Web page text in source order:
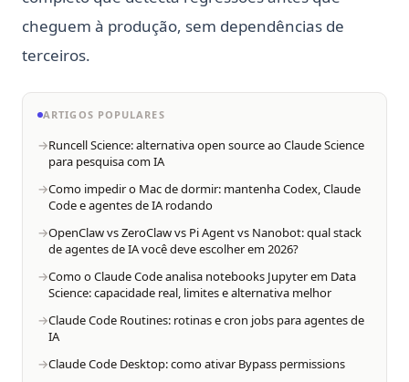
cheguem à produção, sem dependências de
terceiros.
ARTIGOS POPULARES
Runcell Science: alternativa open source ao Claude Science
para pesquisa com IA
Como impedir o Mac de dormir: mantenha Codex, Claude
Code e agentes de IA rodando
OpenClaw vs ZeroClaw vs Pi Agent vs Nanobot: qual stack
de agentes de IA você deve escolher em 2026?
Como o Claude Code analisa notebooks Jupyter em Data
Science: capacidade real, limites e alternativa melhor
Claude Code Routines: rotinas e cron jobs para agentes de
IA
Claude Code Desktop: como ativar Bypass permissions